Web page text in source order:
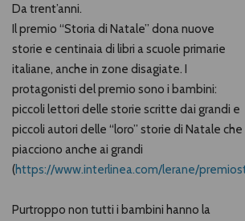
Da trent’anni.
Il premio “Storia di Natale” dona nuove
storie e centinaia di libri a scuole primarie
italiane, anche in zone disagiate. I
protagonisti del premio sono i bambini:
piccoli lettori delle storie scritte dai grandi e
piccoli autori delle “loro” storie di Natale che
piacciono anche ai grandi
(https://www.interlinea.com/lerane/
Purtroppo non tutti i bambini hanno la